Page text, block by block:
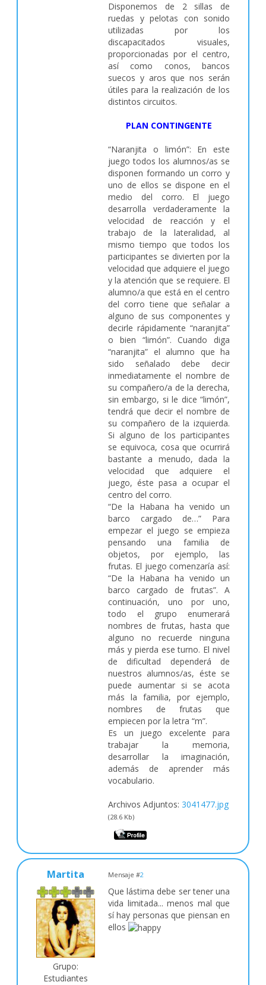
Disponemos de 2 sillas de
ruedas y pelotas con sonido
utilizadas por los
discapacitados visuales,
proporcionadas por el centro,
así como conos, bancos
suecos y aros que nos serán
útiles para la realización de los
distintos circuitos.
PLAN CONTINGENTE
“Naranjita o limón”: En este
juego todos los alumnos/as se
disponen formando un corro y
uno de ellos se dispone en el
medio del corro. El juego
desarrolla verdaderamente la
velocidad de reacción y el
trabajo de la lateralidad, al
mismo tiempo que todos los
participantes se divierten por la
velocidad que adquiere el juego
y la atención que se requiere. El
alumno/a que está en el centro
del corro tiene que señalar a
alguno de sus componentes y
decirle rápidamente “naranjita”
o bien “limón”. Cuando diga
“naranjita” el alumno que ha
sido señalado debe decir
inmediatamente el nombre de
su compañero/a de la derecha,
sin embargo, si le dice “limón”,
tendrá que decir el nombre de
su compañero de la izquierda.
Si alguno de los participantes
se equivoca, cosa que ocurrirá
bastante a menudo, dada la
velocidad que adquiere el
juego, éste pasa a ocupar el
centro del corro.
“De la Habana ha venido un
barco cargado de…” Para
empezar el juego se empieza
pensando una familia de
objetos, por ejemplo, las
frutas. El juego comenzaría así:
“De la Habana ha venido un
barco cargado de frutas”. A
continuación, uno por uno,
todo el grupo enumerará
nombres de frutas, hasta que
alguno no recuerde ninguna
más y pierda ese turno. El nivel
de dificultad dependerá de
nuestros alumnos/as, éste se
puede aumentar si se acota
más la familia, por ejemplo,
nombres de frutas que
empiecen por la letra “m”.
Es un juego excelente para
trabajar la memoria,
desarrollar la imaginación,
además de aprender más
vocabulario.
Archivos Adjuntos: 3041477.jpg
(28.6 Kb)
Martita Mensaje #2
Grupo:
Estudiantes
Que lástima debe ser tener una
vida limitada... menos mal que
sí hay personas que piensan en
ellos